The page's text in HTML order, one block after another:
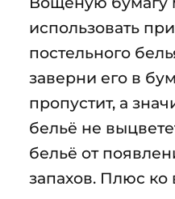
использовать
постельного
заверни его в
пропустит, а
бельё не
бельё от
запахов. Плюс